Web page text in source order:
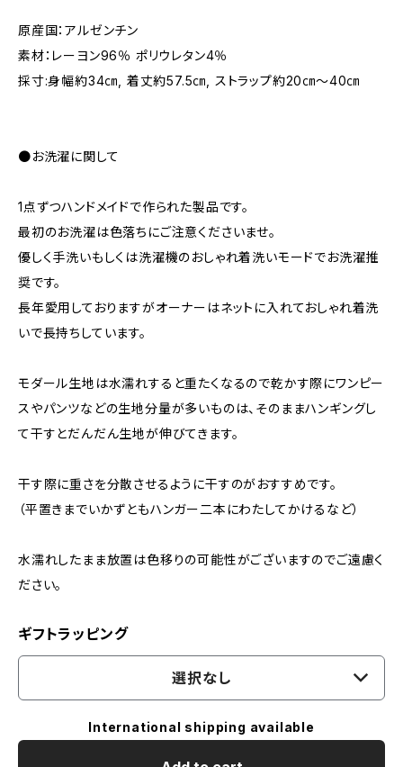
原産国：アルゼンチン
素材：レーヨン96％ ポリウレタン4％
採寸:身幅約34㎝, 着丈約57.5㎝, ストラップ約20㎝～40㎝
●お洗濯に関して
1点ずつハンドメイドで作られた製品です。
最初のお洗濯は色落ちにご注意くださいませ。
優しく手洗いもしくは洗濯機のおしゃれ着洗いモードでお洗濯推
奨です。
長年愛用しておりますがオーナーはネットに入れておしゃれ着洗
いで長持ちしています。
モダール生地は水濡れすると重たくなるので乾かす際にワンピー
スやパンツなどの生地分量が多いものは、そのままハンギングし
て干すとだんだん生地が伸びてきます。
干す際に重さを分散させるように干すのがおすすめです。
（平置きまでいかずともハンガー二本にわたしてかけるなど）
水濡れしたまま放置は色移りの可能性がございますのでご遠慮く
ださい。
ギフトラッピング
選択なし
International shipping available